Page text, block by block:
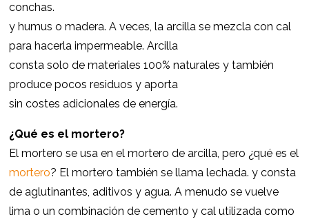
conchas.
y humus o madera. A veces, la arcilla se mezcla con cal
para hacerla impermeable. Arcilla
consta solo de materiales 100% naturales y también
produce pocos residuos y aporta
sin costes adicionales de energía.
¿Qué es el mortero?
El mortero se usa en el mortero de arcilla, pero ¿qué es el
mortero? El mortero también se llama lechada. y consta
de aglutinantes, aditivos y agua. A menudo se vuelve
lima o un combinación de cemento y cal utilizada como